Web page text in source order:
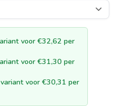
voor €32,62 per
voor €31,30 per
voor €30,31 per